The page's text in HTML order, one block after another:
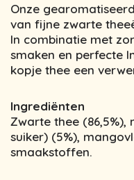
Onze
van fijne zwarte
In combinatie met
smaken en perfecte
kopje thee een
Ingrediënten
Zwarte thee
suiker) (5%),
smaakstoffen.